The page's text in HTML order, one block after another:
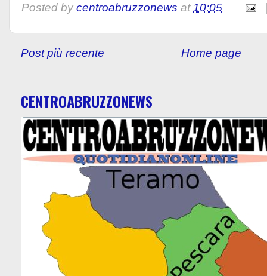
Posted by centroabruzzonews at10:05
Post più recente Home page
CENTROABRUZZONEWS